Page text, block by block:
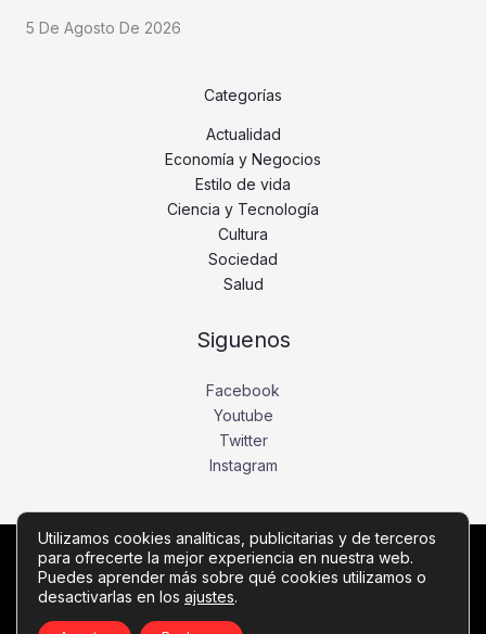
5 De Agosto De 2026
Categorías
Actualidad
Economía y Negocios
Estilo de vida
Ciencia y Tecnología
Cultura
Sociedad
Salud
Siguenos
Facebook
Youtube
Twitter
Instagram
Copyright © Todos los derechos reservados -
diariobajio.com
Utilizamos cookies analíticas, publicitarias y de terceros
para ofrecerte la mejor experiencia en nuestra web.
Puedes aprender más sobre qué cookies utilizamos o
desactivarlas en los ajustes.